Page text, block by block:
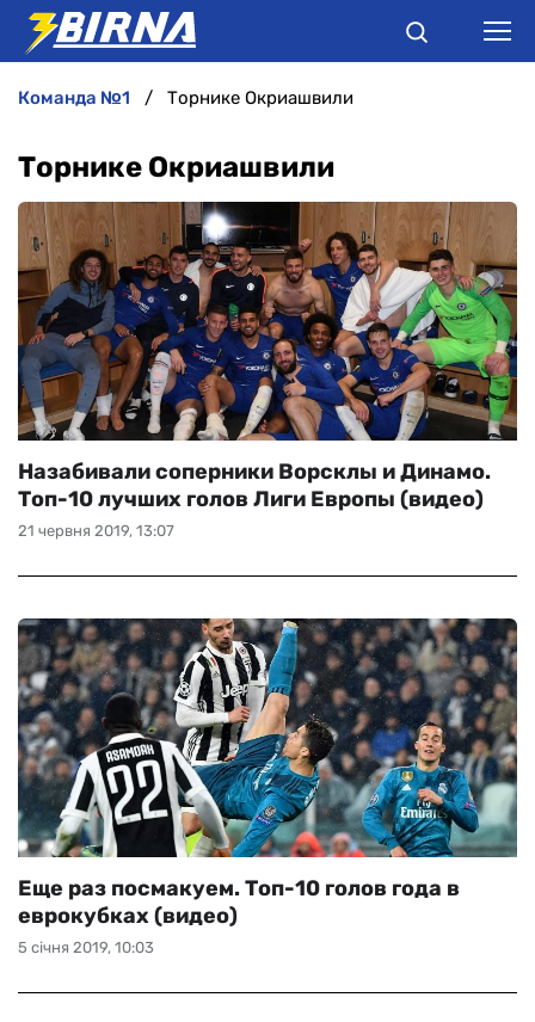
АНАЛІТИКА
ІНТЕРВ'Ю
РІЗНЕ
БУКМЕКЕРИ
команда №1 Торнике Окриашвили
Торнике Окриашвили
21 червня 2019, 13:07
Назабивали соперники Ворсклы и Динамо.
Топ-10 лучших голов Лиги Европы (видео)
5 січня 2019, 10:03
Еще раз посмакуем. Топ-10 голов года в
еврокубках (видео)